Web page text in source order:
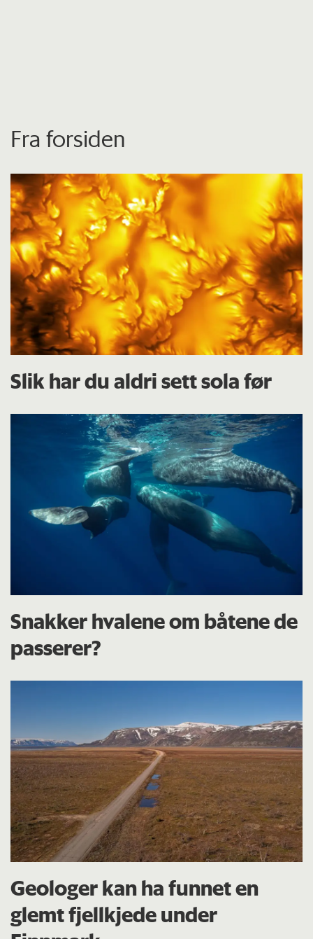
Fra forsiden
Slik har du aldri sett sola før
Snakker hvalene om båtene de
passerer?
Geologer kan ha funnet en
glemt fjellkjede under